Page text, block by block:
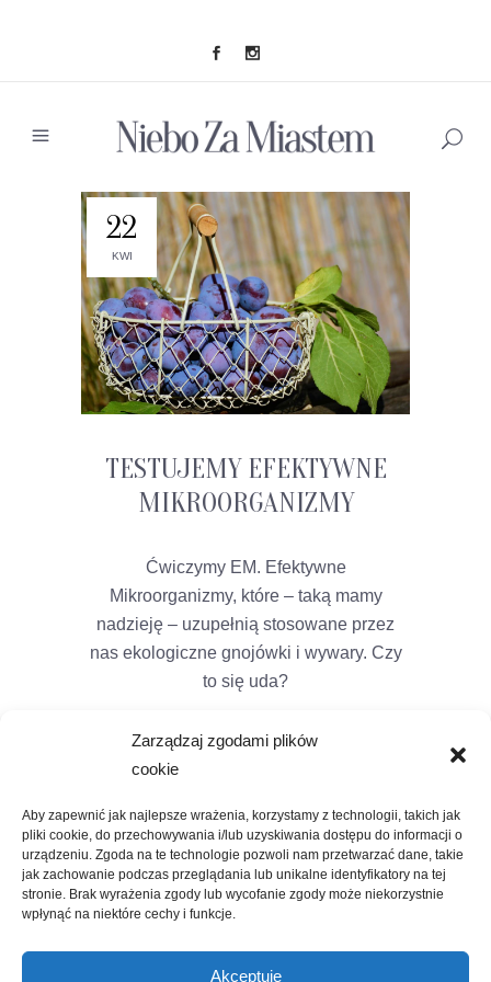
Zarządzaj zgodami plików
cookie
Aby zapewnić jak najlepsze wrażenia, korzystamy z technologii, takich jak
pliki cookie, do przechowywania i/lub uzyskiwania dostępu do informacji o
urządzeniu. Zgoda na te technologie pozwoli nam przetwarzać dane, takie
jak zachowanie podczas przeglądania lub unikalne identyfikatory na tej
stronie. Brak wyrażenia zgody lub wycofanie zgody może niekorzystnie
wpłynąć na niektóre cechy i funkcje.
Akceptuję
22
KWI
TESTUJEMY EFEKTYWNE
MIKROORGANIZMY
Ćwiczymy EM. Efektywne
Mikroorganizmy, które – taką mamy
nadzieję – uzupełnią stosowane przez
nas ekologiczne gnojówki i wywary. Czy
to się uda?